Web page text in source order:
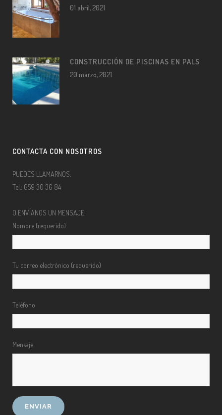
01 abril, 2021
CONSTRUCCIÓN DE PISCINAS EN PALS
20 marzo, 2021
CONTACTA CON NOSOTROS
PUEDES LLAMARNOS:
Tel.: 659 30 36 84
O ENVÍANOS UN MENSAJE:
Nombre (requerido)
Tu correo electrónico (requerido)
Teléfono
Mensaje